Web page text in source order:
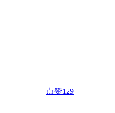
点赞129